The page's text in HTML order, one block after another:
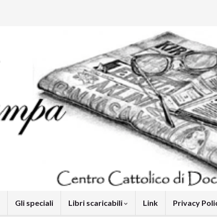
Gli speciali Libri scaricabili Link Privacy